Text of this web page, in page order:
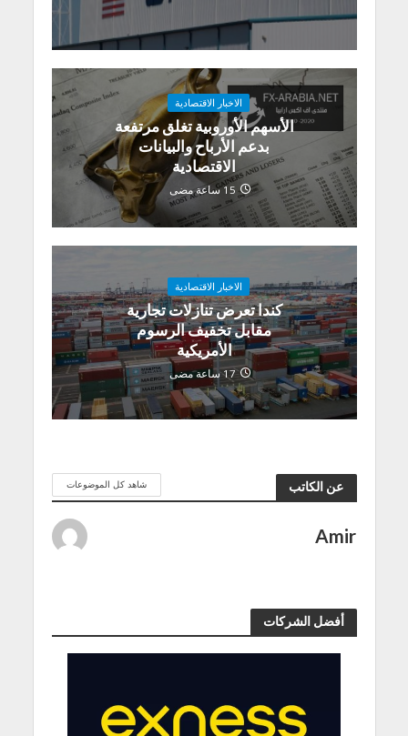
الاخبار الاقتصادية
الأسهم الأوروبية تغلق مرتفعة
بدعم الأرباح والبيانات
الاقتصادية
15 ساعة مضى
الاخبار الاقتصادية
كندا تعرض تنازلات تجارية
مقابل تخفيف الرسوم
الأمريكية
17 ساعة مضى
عن الكاتب شاهد كل الموضوعات
Amir
أفضل الشركات